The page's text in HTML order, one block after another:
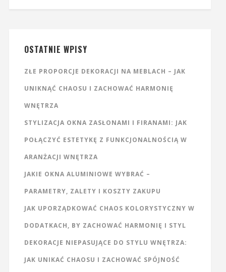
OSTATNIE WPISY
ZŁE PROPORCJE DEKORACJI NA MEBLACH – JAK
UNIKNĄĆ CHAOSU I ZACHOWAĆ HARMONIĘ
WNĘTRZA
STYLIZACJA OKNA ZASŁONAMI I FIRANAMI: JAK
POŁĄCZYĆ ESTETYKĘ Z FUNKCJONALNOŚCIĄ W
ARANŻACJI WNĘTRZA
JAKIE OKNA ALUMINIOWE WYBRAĆ –
PARAMETRY, ZALETY I KOSZTY ZAKUPU
JAK UPORZĄDKOWAĆ CHAOS KOLORYSTYCZNY W
DODATKACH, BY ZACHOWAĆ HARMONIĘ I STYL
DEKORACJE NIEPASUJĄCE DO STYLU WNĘTRZA:
JAK UNIKAĆ CHAOSU I ZACHOWAĆ SPÓJNOŚĆ